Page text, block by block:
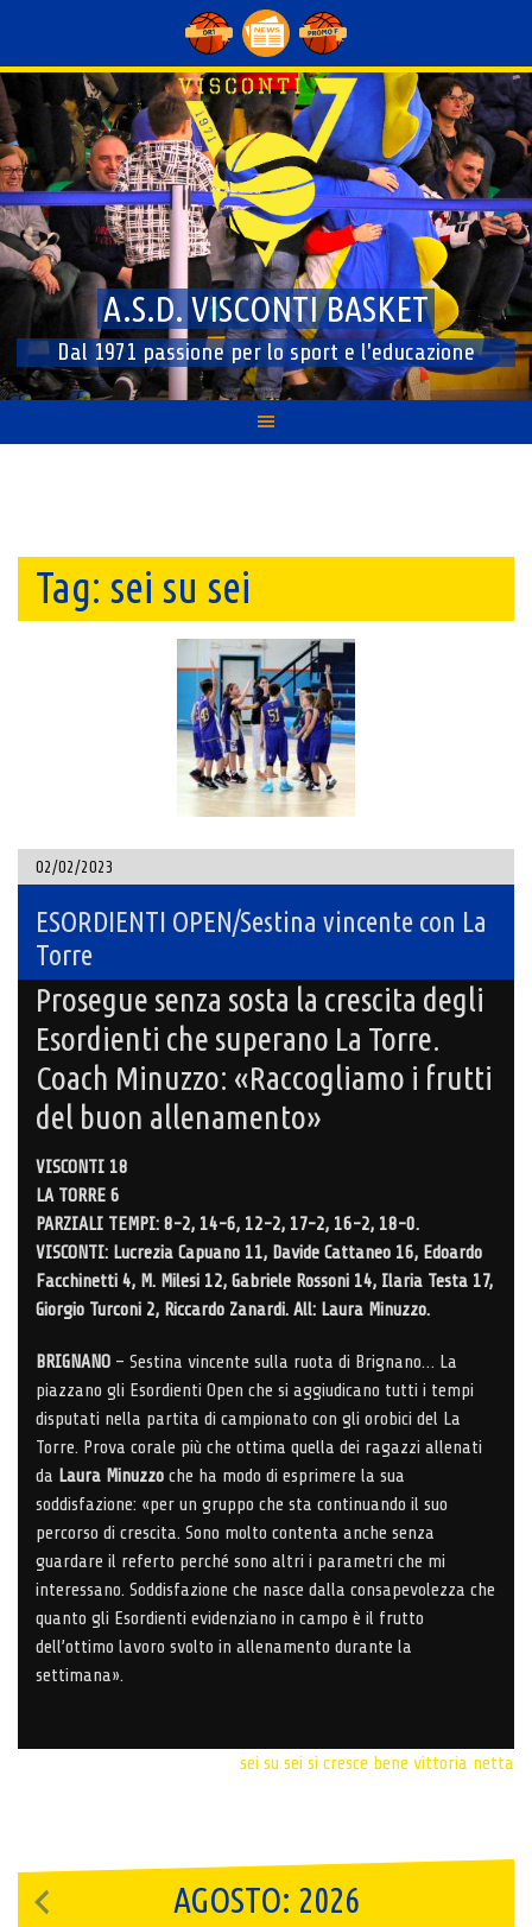
content
A.S.D. VISCONTI BASKET
Dal 1971 passione per lo sport e l'educazione
Tag: sei su sei
02/02/2023
ESORDIENTI OPEN/Sestina vincente con La
Torre
Prosegue senza sosta la crescita degli
Esordienti che superano La Torre.
Coach Minuzzo: «Raccogliamo i frutti
del buon allenamento»
VISCONTI 18
LA TORRE 6
PARZIALI TEMPI: 8-2, 14-6, 12-2, 17-2, 16-2, 18-0.
VISCONTI: Lucrezia Capuano 11, Davide Cattaneo 16, Edoardo
Facchinetti 4, M. Milesi 12, Gabriele Rossoni 14, Ilaria Testa 17,
Giorgio Turconi 2, Riccardo Zanardi. All: Laura Minuzzo.
BRIGNANO – Sestina vincente sulla ruota di Brignano… La
piazzano gli Esordienti Open che si aggiudicano tutti i tempi
disputati nella partita di campionato con gli orobici del La
Torre. Prova corale più che ottima quella dei ragazzi allenati
da Laura Minuzzo che ha modo di esprimere la sua
soddisfazione: «per un gruppo che sta continuando il suo
percorso di crescita. Sono molto contenta anche senza
guardare il referto perché sono altri i parametri che mi
interessano. Soddisfazione che nasce dalla consapevolezza che
quanto gli Esordienti evidenziano in campo è il frutto
dell’ottimo lavoro svolto in allenamento durante la
settimana».
sei su sei si cresce bene vittoria netta
AGOSTO: 2026